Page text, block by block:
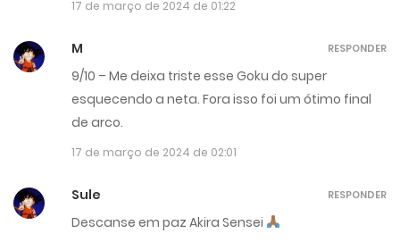
17 de março de 2024 de 01:22
M
9/10 – Me deixa triste esse Goku do super
esquecendo a neta. Fora isso foi um ótimo final
de arco.
17 de março de 2024 de 02:01
RESPONDER
Sule
Descanse em paz Akira Sensei
RESPONDER